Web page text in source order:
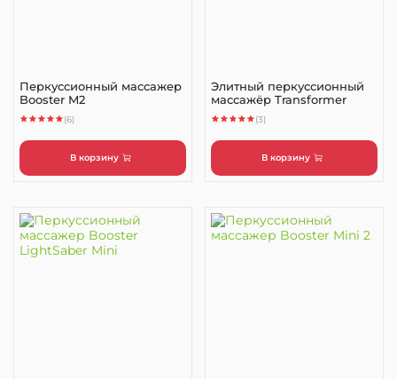
Перкуссионный массажер
Booster M2
(6)
В корзину
Элитный перкуссионный
массажёр Transformer
(3)
В корзину